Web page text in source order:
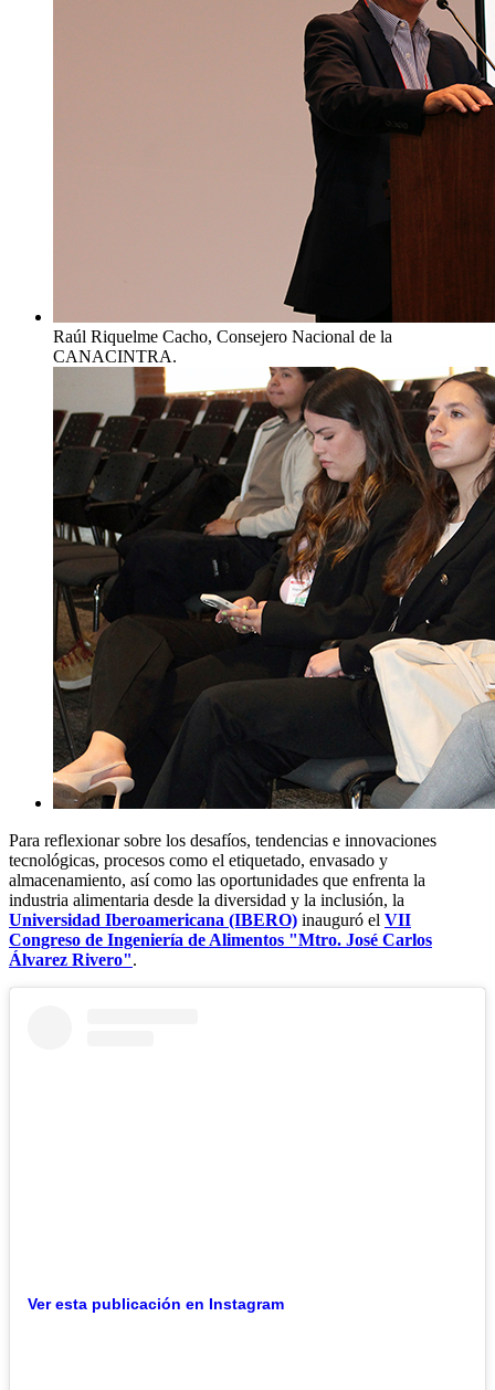
Raúl Riquelme Cacho, Consejero Nacional de la
CANACINTRA.
Para reflexionar sobre los desafíos, tendencias e innovaciones
tecnológicas, procesos como el etiquetado, envasado y
almacenamiento, así como las oportunidades que enfrenta la
industria alimentaria desde la diversidad y la inclusión, la
Universidad Iberoamericana (IBERO) inauguró el VII
Congreso de Ingeniería de Alimentos "Mtro. José Carlos
Álvarez Rivero".
Ver esta publicación en Instagram